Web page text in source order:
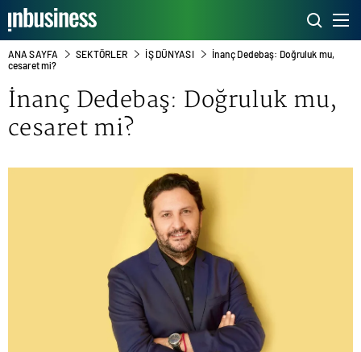
ANA SAYFA SEKTÖRLER İŞ DÜNYASI
İnanç Dedebaş: Doğruluk mu,
cesaret mi?
İnanç Dedebaş: Doğruluk mu,
cesaret mi?